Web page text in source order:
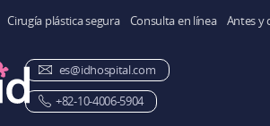
Cirugía plástica segura Consulta en línea Antes y
es@idhospital.com
+82-10-4006-5904